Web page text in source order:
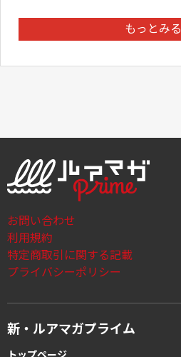
もっとみる
お問い合わせ
利用規約
特定商取引に関する記載
プライバシーポリシー
新・ルアマガプライム
トップページ